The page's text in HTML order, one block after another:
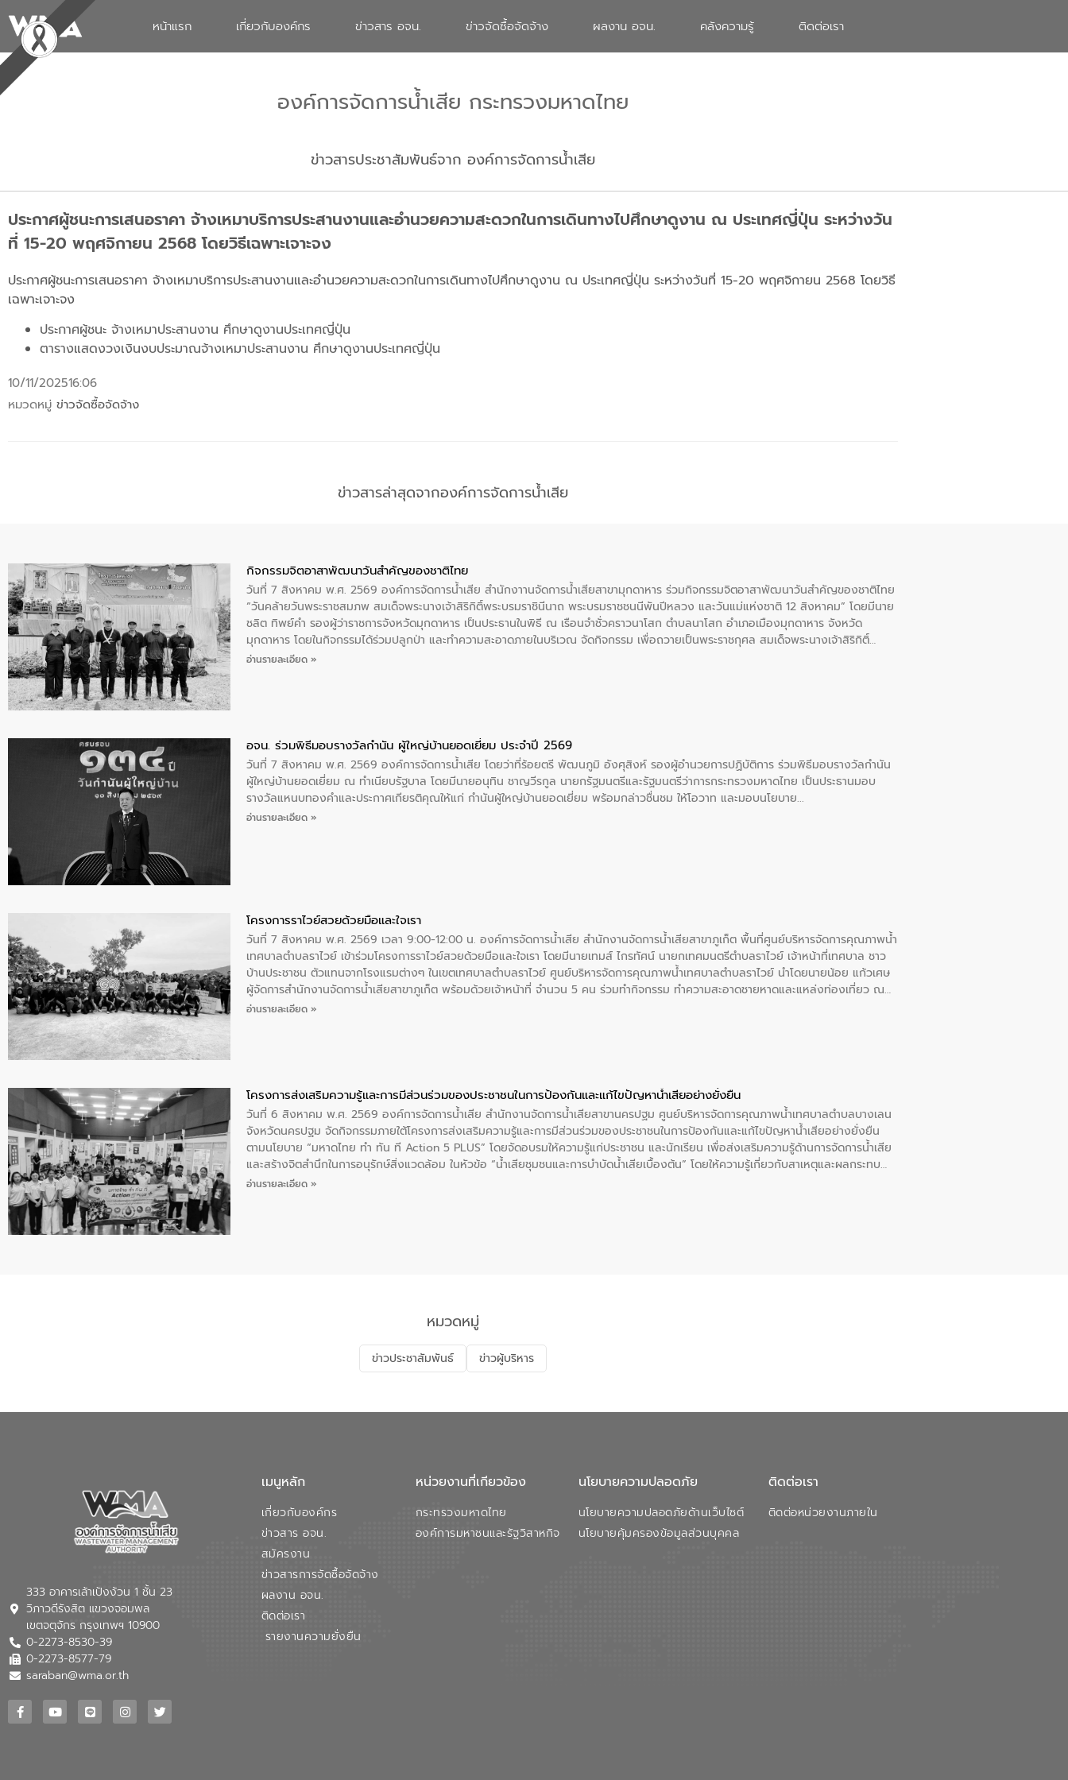
หน้าแรก เกี่ยวกับองค์กร ข่าวสาร อจน. ข่าวจัดซื้อจัดจ้าง ผลงาน อจน. คลังความรู้ ติดต่อเรา
องค์การจัดการน้ำเสีย กระทรวงมหาดไทย
ข่าวสารประชาสัมพันธ์จาก องค์การจัดการน้ำเสีย
ประกาศผู้ชนะการเสนอราคา จ้างเหมาบริการประสานงานและอำนวยความสะดวกในการเดินทางไปศึกษาดูงาน ณ ประเทศญี่ปุ่น ระหว่างวัน
ที่ 15-20 พฤศจิกายน 2568 โดยวิธีเฉพาะเจาะจง
ประกาศผู้ชนะการเสนอราคา จ้างเหมาบริการประสานงานและอำนวยความสะดวกในการเดินทางไปศึกษาดูงาน ณ ประเทศญี่ปุ่น ระหว่างวันที่ 15-20 พฤศจิกายน 2568 โดยวิธี
เฉพาะเจาะจง
ประกาศผู้ชนะ จ้างเหมาประสานงาน ศึกษาดูงานประเทศญี่ปุ่น
ตารางแสดงวงเงินงบประมาณจ้างเหมาประสานงาน ศึกษาดูงานประเทศญี่ปุ่น
10/11/202516:06
หมวดหมู่ ข่าวจัดซื้อจัดจ้าง
ข่าวสารล่าสุดจากองค์การจัดการน้ำเสีย
กิจกรรมจิตอาสาพัฒนาวันสําคัญของชาติไทย
วันที่ 7 สิงหาคม พ.ศ. 2569 องค์การจัดการน้ำเสีย สำนักงาานจัดการน้ำเสียสาขามุกดาหาร ร่วมกิจกรรมจิตอาสาพัฒนาวันสําคัญของชาติไทย
“วันคล้ายวันพระราชสมภพ สมเด็จพระนางเจ้าสิริกิติ์พระบรมราชินีนาถ พระบรมราชชนนีพันปีหลวง และวันแม่แห่งชาติ 12 สิงหาคม” โดยมีนาย
ชลิต ทิพย์คำ รองผู้ว่าราชการจังหวัดมุกดาหาร เป็นประธานในพิธี ณ เรือนจําชั่วคราวนาโสก ตําบลนาโสก อําเภอเมืองมุกดาหาร จังหวัด
มุกดาหาร โดยในกิจกรรมได้ร่วมปลูกป่า และทําความสะอาดภายในบริเวณ จัดกิจกรรม เพื่อถวายเป็นพระราชกุศล สมเด็จพระนางเจ้าสิริกิติ์
พระบรมราชินีนาถ พระบรมราชชนนีพันปีหลวง พร้อมถวายสัจปฏิญาณ ทำความดีด้วยหัวใจ
อ่านรายละเอียด »
อจน. ร่วมพิธีมอบรางวัลกำนัน ผู้ใหญ่บ้านยอดเยี่ยม ประจำปี 2569
วันที่ 7 สิงหาคม พ.ศ. 2569 องค์การจัดการน้ำเสีย โดยว่าที่ร้อยตรี พัฒนภูมิ อังศุสิงห์ รองผู้อำนวยการปฏิบัติการ ร่วมพิธีมอบรางวัลกำนัน
ผู้ใหญ่บ้านยอดเยี่ยม ณ ทำเนียบรัฐบาล โดยมีนายอนุทิน ชาญวีรกูล นายกรัฐมนตรีและรัฐมนตรีว่าการกระทรวงมหาดไทย เป็นประธานมอบ
รางวัลแหนบทองคำและประกาศเกียรติคุณให้แก่ กำนันผู้ใหญ่บ้านยอดเยี่ยม พร้อมกล่าวชื่นชม ให้โอวาท และมอบนโยบาย
อ่านรายละเอียด »
โครงการราไวย์สวยด้วยมือและใจเรา
วันที่ 7 สิงหาคม พ.ศ. 2569 เวลา 9:00-12:00 น. องค์การจัดการน้ำเสีย สำนักงานจัดการน้ำเสียสาขาภูเก็ต พื้นที่ศูนย์บริหารจัดการคุณภาพน้ำ
เทศบาลตำบลราไวย์ เข้าร่วมโครงการราไวย์สวยด้วยมือและใจเรา โดยมีนายเทมส์ ไกรทัศน์ นายกเทศมนตรีตำบลราไวย์ เจ้าหน้าที่เทศบาล ชาว
บ้านประชาชน ตัวแทนจากโรงแรมต่างๆ ในเขตเทศบาลตำบลราไวย์ ศูนย์บริหารจัดการคุณภาพน้ำเทศบาลตำบลราไวย์ นำโดยนายน้อย แก้วเศษ
ผู้จัดการสำนักงานจัดการน้ำเสียสาขาภูเก็ต พร้อมด้วยเจ้าหน้าที่ จำนวน 5 คน ร่วมทำกิจกรรม ทำความสะอาดชายหาดและแหล่งท่องเที่ยว ณ
บริเวณแหลมพรหมเทพ หมู่ที่ 6 ตำบลราไวย์ อำเภอเมือง จังหวัดภูเก็ต
อ่านรายละเอียด »
โครงการส่งเสริมความรู้และการมีส่วนร่วมของประชาชนในการป้องกันและแก้ไขปัญหาน้ำเสียอย่างยั่งยืน
วันที่ 6 สิงหาคม พ.ศ. 2569 องค์การจัดการน้ำเสีย สำนักงานจัดการน้ำเสียสาขานครปฐม ศูนย์บริหารจัดการคุณภาพน้ำเทศบาลตำบลบางเลน
จังหวัดนครปฐม จัดกิจกรรมภายใต้โครงการส่งเสริมความรู้และการมีส่วนร่วมของประชาชนในการป้องกันและแก้ไขปัญหาน้ำเสียอย่างยั่งยืน
ตามนโยบาย “มหาดไทย ทำ ทัน ที Action 5 PLUS” โดยจัดอบรมให้ความรู้แก่ประชาชน และนักเรียน เพื่อส่งเสริมความรู้ด้านการจัดการน้ำเสีย
และสร้างจิตสำนึกในการอนุรักษ์สิ่งแวดล้อม ในหัวข้อ “น้ำเสียชุมชนและการบำบัดน้ำเสียเบื้องต้น” โดยให้ความรู้เกี่ยวกับสาเหตุและผลกระทบ
ของน้ำเสีย แนวทางการลดการเกิดน้ำเสียจากแหล่งกำเนิด การบำบัดน้ำเสียเบื้องต้นในครัวเรือน ณ เทศบาลตำบลบางเลน จังหวัดนครปฐม
อ่านรายละเอียด »
หมวดหมู่
ข่าวประชาสัมพันธ์ ข่าวผู้บริหาร
333 อาคารเล้าเป้งง้วน 1 ชั้น 23
วิภาวดีรังสิต แขวงจอมพล
เขตจตุจักร กรุงเทพฯ 10900
0-2273-8530-39
0-2273-8577-79
saraban@wma.or.th
เมนูหลัก
เกี่ยวกับองค์กร
ข่าวสาร อจน.
สมัครงาน
ข่าวสารการจัดซื้อจัดจ้าง
ผลงาน อจน.
ติดต่อเรา
รายงานความยั่งยืน
หน่วยงานที่เกียวข้อง
กระทรวงมหาดไทย
องค์การมหาชนและรัฐวิสาหกิจ
นโยบายความปลอดภัย
นโยบายความปลอดภัยด้านเว็บไซต์
นโยบายคุ้มครองข้อมูลส่วนบุคคล
ติดต่อเรา
ติดต่อหน่วยงานภายใน